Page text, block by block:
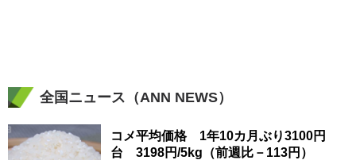
全国ニュース（ANN NEWS）
コメ平均価格 1年10カ月ぶり3100円
台 3198円/5kg（前週比－113円）